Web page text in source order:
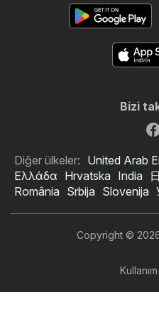
Bizi
Diğer ülkeler: United Arab
Ελλάδα Hrvatska India
România Srbija Slovenija
Copyright ©